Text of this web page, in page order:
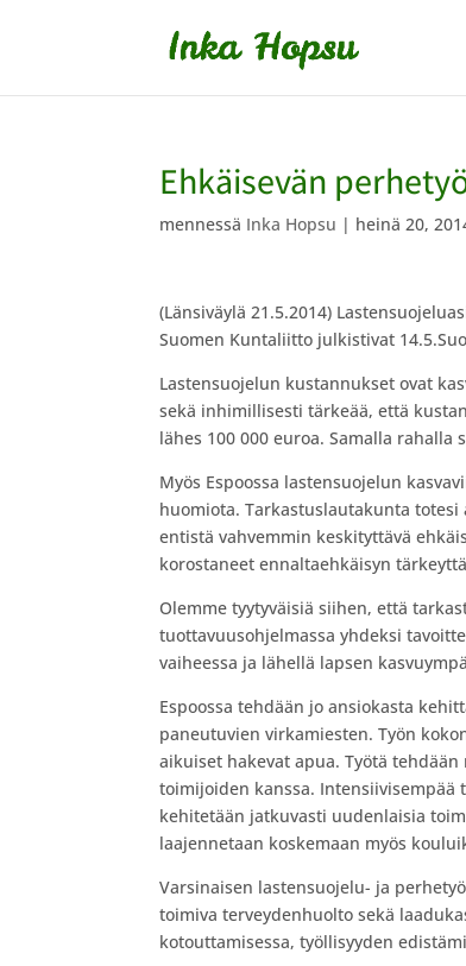
Ehkäisevän
mennessä Inka Hopsu | heinä 20,
(Länsiväylä 21.5.2014)
Suomen Kuntaliitto julkistivat
Lastensuojelun kustannukset ovat
sekä inhimillisesti tärkeää, että
lähes 100 000 euroa. Samalla
Myös Espoossa lastensuojelun
huomiota. Tarkastuslautakunta
entistä vahvemmin keskityttävä
korostaneet ennaltaehkäisyn
Olemme tyytyväisiä siihen, että
tuottavuusohjelmassa yhdeksi
vaiheessa ja lähellä lapsen
Espoossa tehdään jo ansiokasta
paneutuvien virkamiesten. Työn
aikuiset hakevat apua. Työtä
toimijoiden kanssa.
kehitetään jatkuvasti uudenlaisia
laajennetaan koskemaan myös
Varsinaisen lastensuojelu- ja
toimiva terveydenhuolto sekä
kotouttamisessa, työllisyyden